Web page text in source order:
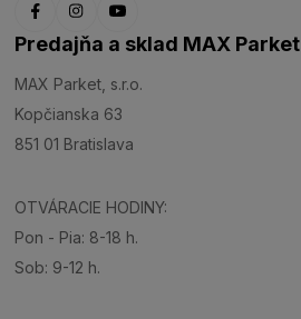
Predajňa a sklad MAX Parket
MAX Parket, s.r.o.
Kopčianska 63
851 01 Bratislava
OTVÁRACIE HODINY:
Pon - Pia: 8-18 h.
Sob: 9-12 h.